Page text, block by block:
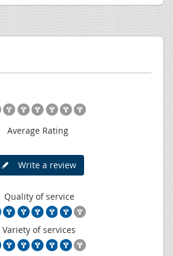
Average Rating
Write a review
Quality of service
Variety of services